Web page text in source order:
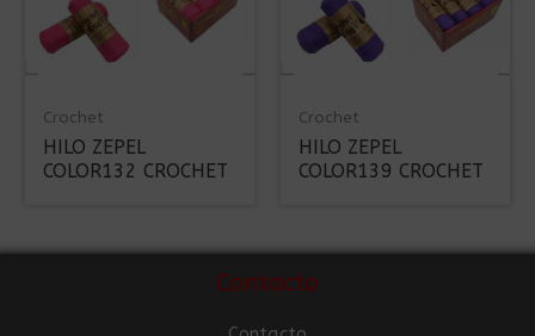
Crochet
HILO ZEPEL
COLOR132 CROCHET
Crochet
HILO ZEPEL
COLOR139 CROCHET
Contacto